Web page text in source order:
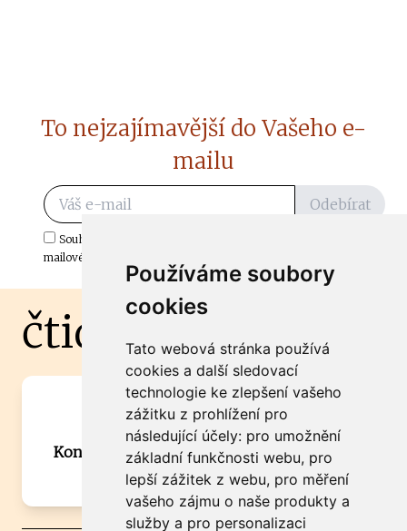
Používáme soubory
cookies
Tato webová stránka používá
cookies a další sledovací
technologie ke zlepšení vašeho
zážitku z prohlížení pro
následující účely: pro umožnění
základní funkčnosti webu, pro
lepší zážitek z webu, pro měření
vašeho zájmu o naše produkty a
služby a pro personalizaci
To nejzajímavější do Vašeho e-
mailu
Odebírat
Souhlasím s odběrem důležitých zpráv ze ČtiDoma.cz do mé e-
mailové schránky.
čtidoma.cz
Máte zajímavou informaci? Chcete
spolupracovat?
Kontaktujte šéfredaktora Martina Chalupu:
chalupa@ctidoma.cz